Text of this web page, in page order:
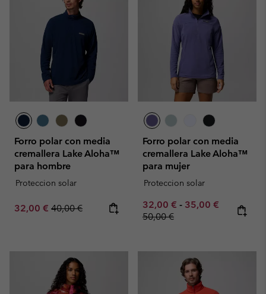
Forro polar con media
cremallera Lake Aloha™
para hombre
Proteccion solar
Sale price:
32,00 € Regular price:
40,00 €
Forro polar con media
cremallera Lake Aloha™
para mujer
Proteccion solar
Minimum sale price:
32,00 € - Maximum sale
35,00 € Regular
50,00 €